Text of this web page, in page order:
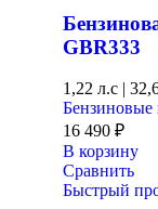
GBR333
1,22 л.с |
Бензиновые
16 490 ₽
В корзину
Сравнить
Быстрый